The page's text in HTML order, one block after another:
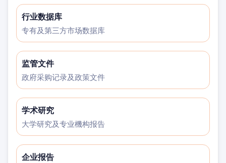
行业数据库
专有及第三方市场数据库
监管文件
政府采购记录及政策文件
学术研究
大学研究及专业機构报告
企业报告